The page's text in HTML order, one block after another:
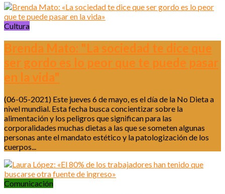
Cultura
Brenda Mato: "La sociedad te dice que
ser gordo es lo peor que te puede pasar
en la vida"
(06-05-2021) Este jueves 6 de mayo, es el día de la No Dieta a
nivel mundial. Esta fecha busca concientizar sobre la
alimentación y los peligros que significan para las
corporalidades muchas dietas a las que se someten algunas
personas ante el mandato estético y la patologización de los
cuerpos...
Comunicación